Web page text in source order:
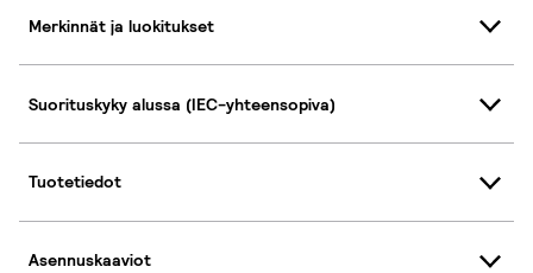
Merkinnät ja luokitukset
Suorituskyky alussa (IEC-yhteensopiva)
Tuotetiedot
Asennuskaaviot